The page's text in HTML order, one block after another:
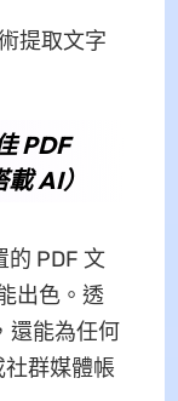
提取文字
PDF
AI）
的 PDF 文
出色。透
還能為任何
群媒體帳